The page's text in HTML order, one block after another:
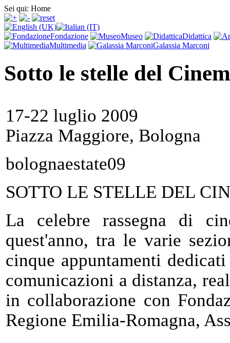
Sei qui: Home
Fondazione Museo
Didattica
Multimedia
Galassia Marconi
Sotto le stelle del
17-22 luglio 2009
Piazza Maggiore, Bologna
bolognaestate09
SOTTO LE STELLE DEL
La celebre rassegna di
quest'anno, tra le varie
cinque appuntamenti
comunicazioni a distanza,
in collaborazione con
Regione Emilia-Romagna,